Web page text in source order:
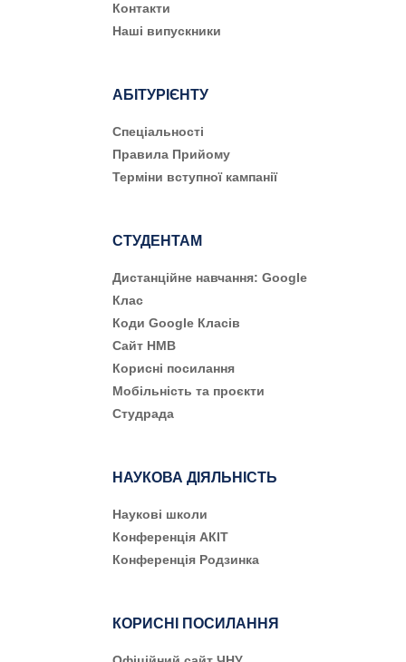
Контакти
Наші випускники
АБІТУРІЄНТУ
Cпеціальності
Правила Прийому
Терміни вступної кампанії
СТУДЕНТАМ
Дистанційне навчання: Google
Клас
Коди Google Класів
Сайт НМВ
Корисні посилання
Мобільність та проєкти
Студрада
НАУКОВА ДІЯЛЬНІСТЬ
Наукові школи
Конференція АКІТ
Конференція Родзинка
КОРИСНІ ПОСИЛАННЯ